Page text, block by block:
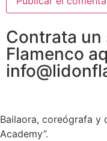
Contrata un
Flamenco
Bailaora, coreógrafa y
Academy”.